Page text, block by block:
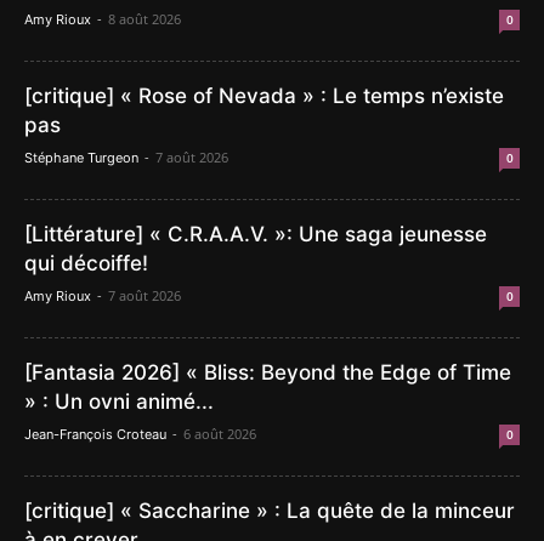
Amy Rioux - 8 août 2026 0
[critique] « Rose of Nevada » : Le temps n’existe
pas
Stéphane Turgeon - 7 août 2026 0
[Littérature] « C.R.A.A.V. »: Une saga jeunesse
qui décoiffe!
Amy Rioux - 7 août 2026 0
[Fantasia 2026] « Bliss: Beyond the Edge of Time
» : Un ovni animé...
Jean-François Croteau - 6 août 2026 0
[critique] « Saccharine » : La quête de la minceur